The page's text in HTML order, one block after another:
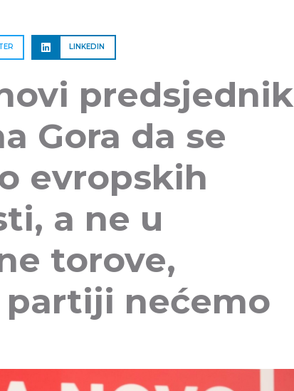
LINKEDIN
predsjednik
Gora da se
evropskih
a ne u
torove,
partiji nećemo